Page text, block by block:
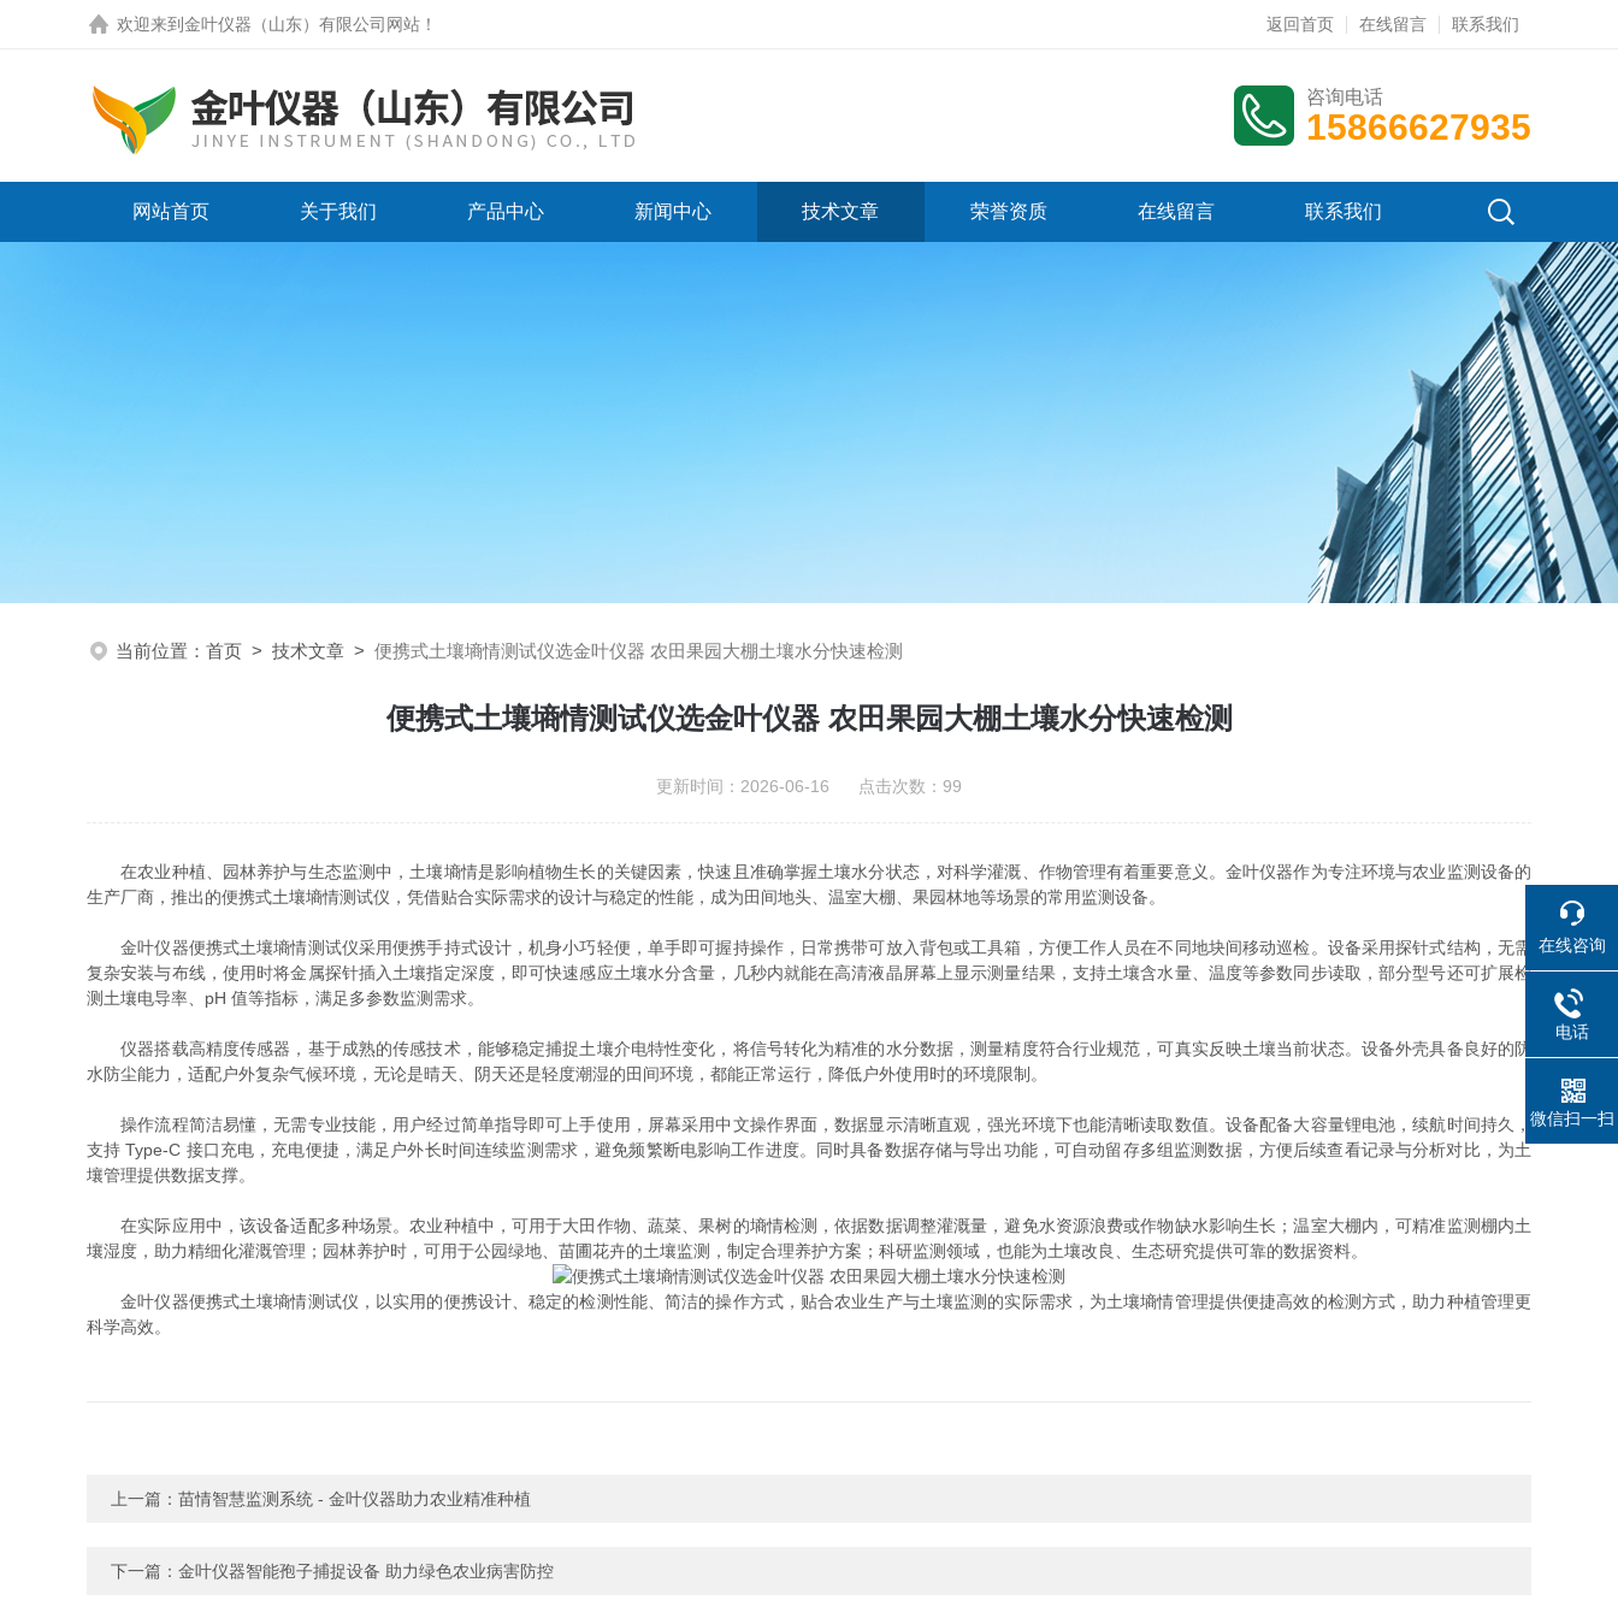
欢迎来到 金叶仪器（山东）有限公司网站 ！ 返回首页 在线留言 联系我们
咨询电话
15866627935
网站首页 关于我们 产品中心 新闻中心 技术文章 荣誉资质 在线留言 联系我们
当前位置： 首页 > 技术文章 > 便携式土壤墒情测试仪选金叶仪器 农田果园大棚土壤水分快速检测
便携式土壤墒情测试仪选金叶仪器 农田果园大棚土壤水分快速检测
更新时间：2026-06-16 点击次数：99
在农业种植、园林养护与生态监测中，土壤墒情是影响植物生长的关键因素，快速且准确掌握土壤水分状态，对科学灌溉、作物管理有着重要意义。金叶仪器作为专注环境与农业监测设备的
生产厂商，推出的便携式土壤墒情测试仪，凭借贴合实际需求的设计与稳定的性能，成为田间地头、温室大棚、果园林地等场景的常用监测设备。
金叶仪器便携式土壤墒情测试仪采用便携手持式设计，机身小巧轻便，单手即可握持操作，日常携带可放入背包或工具箱，方便工作人员在不同地块间移动巡检。设备采用探针式结构，无需
复杂安装与布线，使用时将金属探针插入土壤指定深度，即可快速感应土壤水分含量，几秒内就能在高清液晶屏幕上显示测量结果，支持土壤含水量、温度等参数同步读取，部分型号还可扩展检
测土壤电导率、pH 值等指标，满足多参数监测需求。
仪器搭载高精度传感器，基于成熟的传感技术，能够稳定捕捉土壤介电特性变化，将信号转化为精准的水分数据，测量精度符合行业规范，可真实反映土壤当前状态。设备外壳具备良好的防
水防尘能力，适配户外复杂气候环境，无论是晴天、阴天还是轻度潮湿的田间环境，都能正常运行，降低户外使用时的环境限制。
操作流程简洁易懂，无需专业技能，用户经过简单指导即可上手使用，屏幕采用中文操作界面，数据显示清晰直观，强光环境下也能清晰读取数值。设备配备大容量锂电池，续航时间持久，
支持 Type-C 接口充电，充电便捷，满足户外长时间连续监测需求，避免频繁断电影响工作进度。同时具备数据存储与导出功能，可自动留存多组监测数据，方便后续查看记录与分析对比，为土
壤管理提供数据支撑。
在实际应用中，该设备适配多种场景。农业种植中，可用于大田作物、蔬菜、果树的墒情检测，依据数据调整灌溉量，避免水资源浪费或作物缺水影响生长；温室大棚内，可精准监测棚内土
壤湿度，助力精细化灌溉管理；园林养护时，可用于公园绿地、苗圃花卉的土壤监测，制定合理养护方案；科研监测领域，也能为土壤改良、生态研究提供可靠的数据资料。
金叶仪器便携式土壤墒情测试仪，以实用的便携设计、稳定的检测性能、简洁的操作方式，贴合农业生产与土壤监测的实际需求，为土壤墒情管理提供便捷高效的检测方式，助力种植管理更
科学高效。
上一篇： 苗情智慧监测系统 - 金叶仪器助力农业精准种植
下一篇： 金叶仪器智能孢子捕捉设备 助力绿色农业病害防控
在线咨询
电话
微信扫一扫